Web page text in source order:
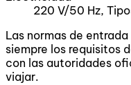
220 V/50 Hz,
Las normas de
siempre los requisitos
con las autoridades
viajar.